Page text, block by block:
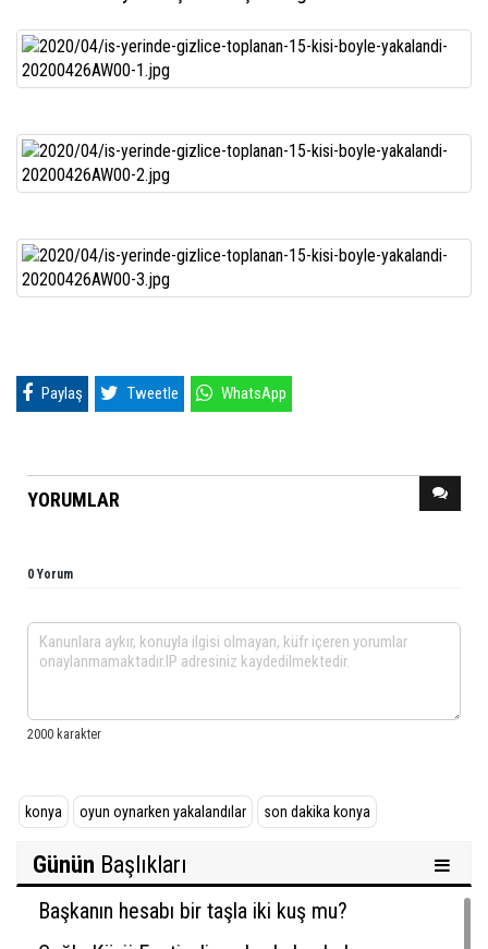
Paylaş Tweetle WhatsApp
YORUMLAR
0 Yorum
konya oyun oynarken yakalandılar son dakika konya
Günün Başlıkları
Başkanın hesabı bir taşla iki kuş mu?